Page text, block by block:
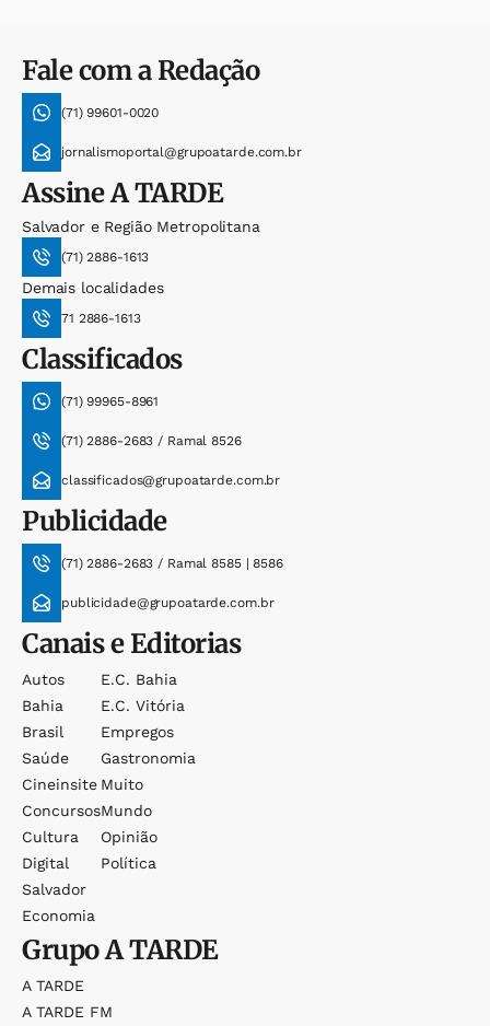
Fale com a Redação
(71) 99601-0020
jornalismoportal@grupoatarde.com.br
AssineA TARDE
Salvador e Região Metropolitana
(71) 2886-1613
Demais localidades
71 2886-1613
Classificados
(71) 99965-8961
(71) 2886-2683 / Ramal 8526
classificados@grupoatarde.com.br
Publicidade
(71) 2886-2683 / Ramal 8585 | 8586
publicidade@grupoatarde.com.br
Canais e Editorias
Autos
Bahia
Brasil
Saúde
Cineinsite
Concursos
Cultura
Digital
Salvador
Economia
E.c. Bahia
E.c. Vitória
Empregos
Gastronomia
Muito
Mundo
Opinião
Política
GrupoA TARDE
A TARDE
A TARDE FM